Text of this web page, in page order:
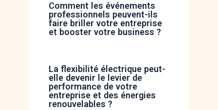
Comment les événements
professionnels peuvent-ils
faire briller votre entreprise
et booster votre business ?
La flexibilité électrique peut-
elle devenir le levier de
performance de votre
entreprise et des énergies
renouvelables ?